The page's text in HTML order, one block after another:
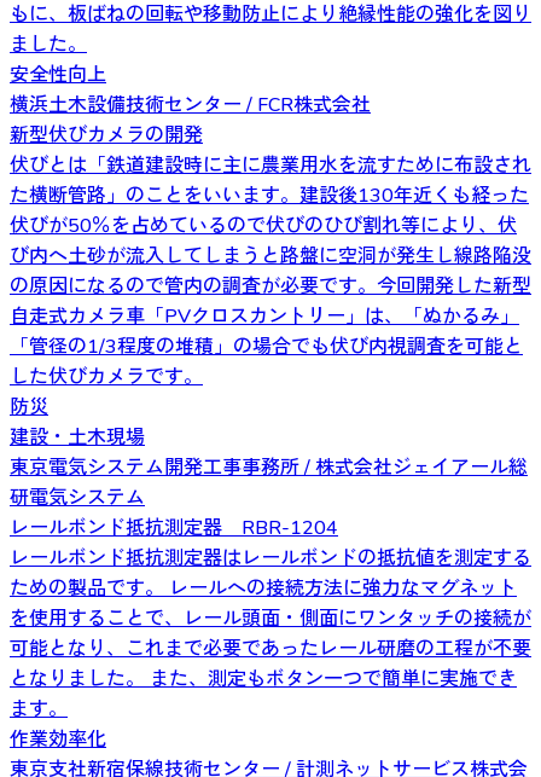
もに、板ばねの回転や移動防止により絶縁性能の強化を図り
ました。
安全性向上
横浜土木設備技術センター / FCR株式会社
新型伏びカメラの開発
伏びとは「鉄道建設時に主に農業用水を流すために布設され
た横断管路」のことをいいます。建設後130年近くも経った
伏びが50％を占めているので伏びのひび割れ等により、伏
び内へ土砂が流入してしまうと路盤に空洞が発生し線路陥没
の原因になるので管内の調査が必要です。今回開発した新型
自走式カメラ車「PVクロスカントリー」は、「ぬかるみ」
「管径の1/3程度の堆積」の場合でも伏び内視調査を可能と
した伏びカメラです。
防災
建設・土木現場
東京電気システム開発工事事務所 / 株式会社ジェイアール総
研電気システム
レールボンド抵抗測定器 RBR-1204
レールボンド抵抗測定器はレールボンドの抵抗値を測定する
ための製品です。 レールへの接続方法に強力なマグネット
を使用することで、レール頭面・側面にワンタッチの接続が
可能となり、これまで必要であったレール研磨の工程が不要
となりました。 また、測定もボタン一つで簡単に実施でき
ます。
作業効率化
東京支社新宿保線技術センター / 計測ネットサービス株式会